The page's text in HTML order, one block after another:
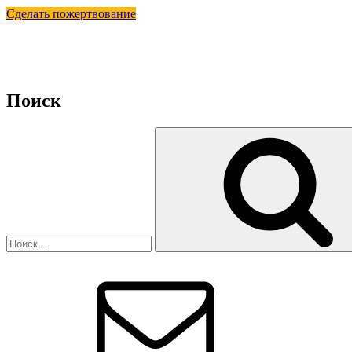
Сделать пожертвование
Поиск